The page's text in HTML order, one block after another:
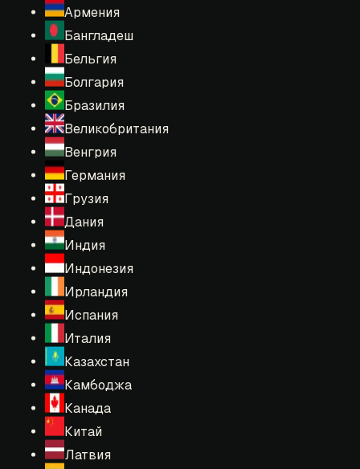
Армения
Бангладеш
Бельгия
Болгария
Бразилия
Великобритания
Венгрия
Германия
Грузия
Дания
Индия
Индонезия
Ирландия
Испания
Италия
Казахстан
Камбоджа
Канада
Китай
Латвия